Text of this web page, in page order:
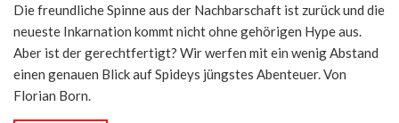
Die freundliche Spinne aus der Nachbarschaft ist zurück und die
neueste Inkarnation kommt nicht ohne gehörigen Hype aus.
Aber ist der gerechtfertigt? Wir werfen mit ein wenig Abstand
einen genauen Blick auf Spideys jüngstes Abenteuer. Von
Florian Born.